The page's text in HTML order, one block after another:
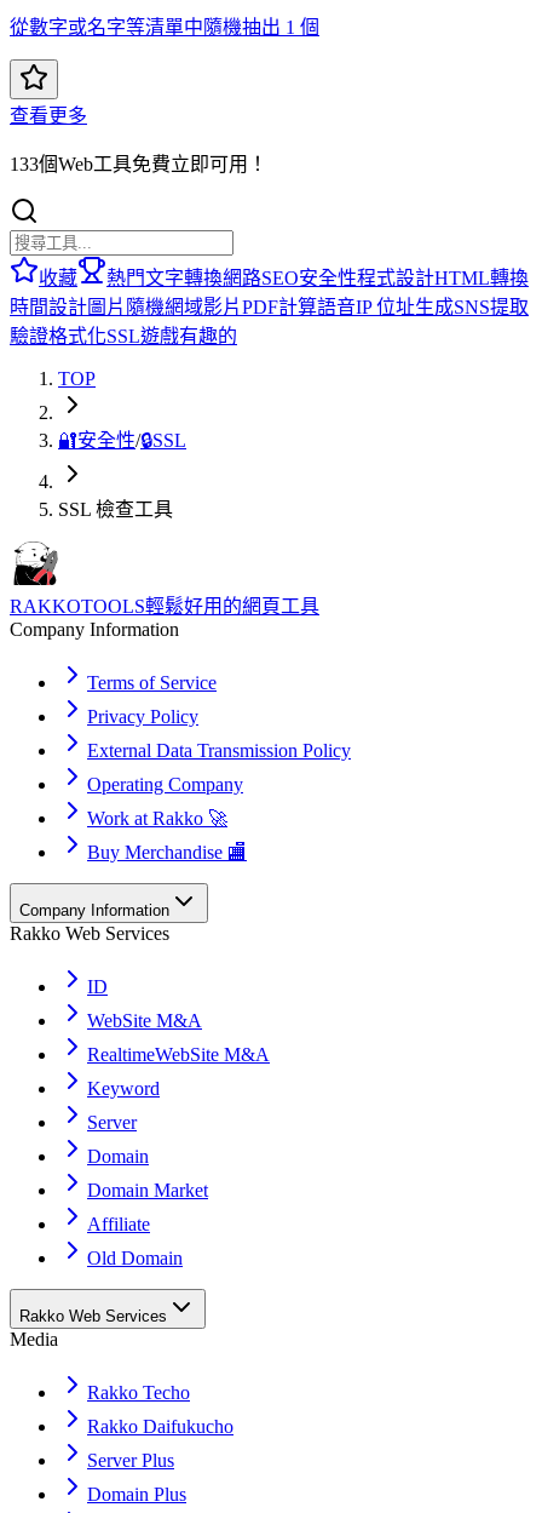
從數字或名字等清單中隨機抽出 1 個
查看更多
133個Web工具免費立即可用！
收藏 熱門文字轉換網路SEO安全性程式設計HTML轉換
時間設計圖片 隨機網域影片PDF計算語音IP 位址生成SNS提取
驗證格式化SSL遊戲有趣的
TOP
🔐安全性/🔒SSL
SSL 檢查工具
RAKKOTOOLS輕鬆好用的網頁工具
Company Information
Terms of Service
Privacy Policy
External Data Transmission Policy
Operating Company
Work at Rakko 🚀
Buy Merchandise 🏬
Company Information
Rakko Web Services
ID
WebSite M&A
RealtimeWebSite M&A
Keyword
Server
Domain
Domain Market
Affiliate
Old Domain
Rakko Web Services
Media
Rakko Techo
Rakko Daifukucho
Server Plus
Domain Plus